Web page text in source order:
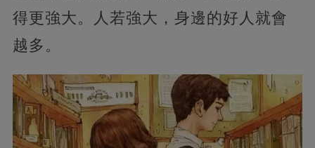
得更強大。人若強大，身邊的好人就會
越多。